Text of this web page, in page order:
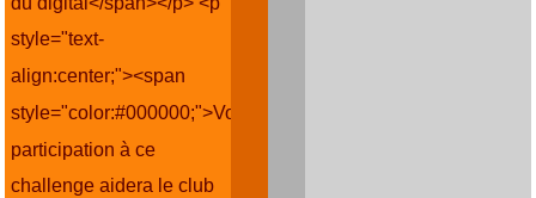
style="text-
align:center;"><span
style="color:#000000;">Votre
participation à ce
challenge aidera le club